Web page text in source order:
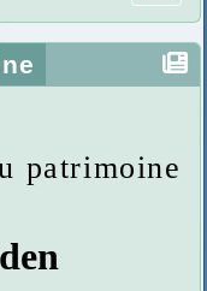
patrimoine